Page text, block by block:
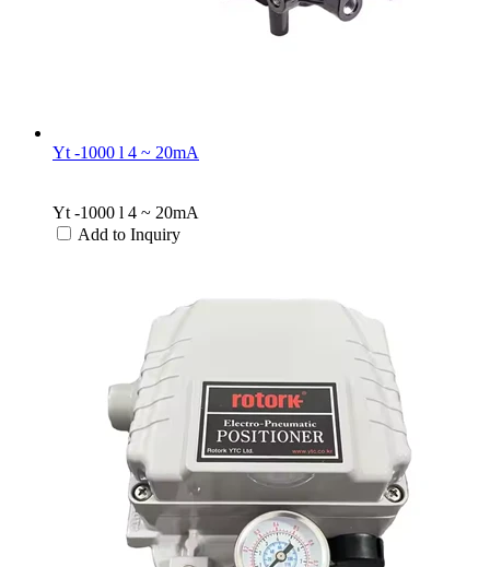
Yt -1000 l 4 ~ 20mA
Yt -1000 l 4 ~ 20mA
Add to Inquiry